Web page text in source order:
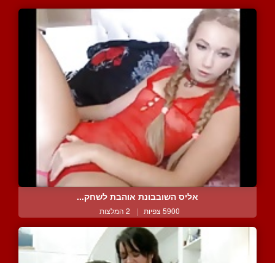
אליס השובבונת אוהבת לשחק...
5900 צפיות | 2 המלצות